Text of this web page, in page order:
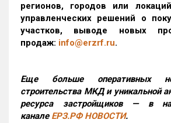
регионов, городов или
управленческих решений о
участков, выводе новых
продаж: info@erzrf.ru.
Еще больше оперативных
строительства МКД и уникальной
ресурса застройщиков — в
канале ЕРЗ.РФ НОВОСТИ.